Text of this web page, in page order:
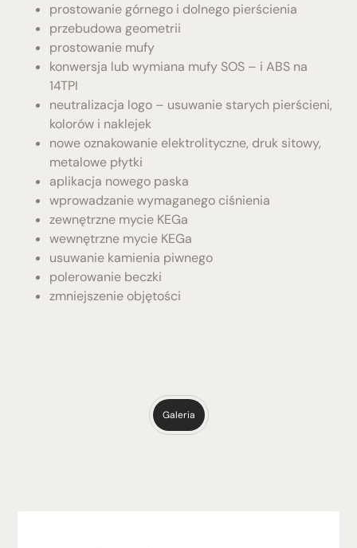
prostowanie górnego i dolnego pierścienia
przebudowa geometrii
prostowanie mufy
konwersja lub wymiana mufy SOS – i ABS na
14TPI
neutralizacja logo – usuwanie starych pierścieni,
kolorów i naklejek
nowe oznakowanie elektrolityczne, druk sitowy,
metalowe płytki
aplikacja nowego paska
wprowadzanie wymaganego ciśnienia
zewnętrzne mycie KEGa
wewnętrzne mycie KEGa
usuwanie kamienia piwnego
polerowanie beczki
zmniejszenie objętości
Galeria